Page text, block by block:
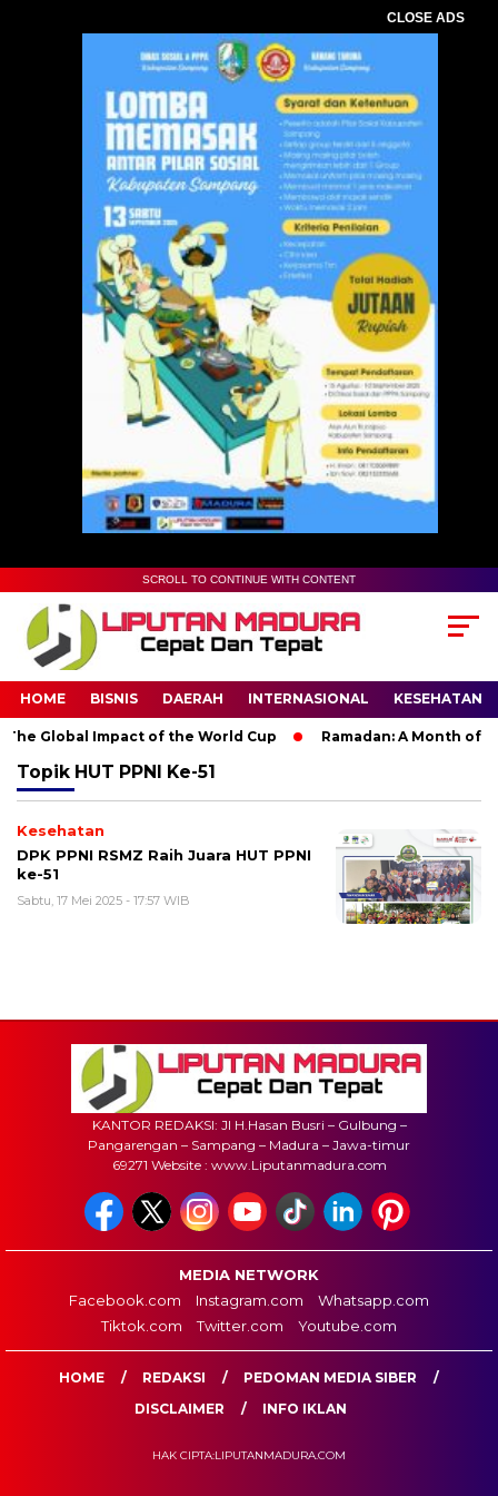
CLOSE ADS
SCROLL TO CONTINUE WITH CONTENT
HOME BISNIS DAERAH INTERNASIONAL KESEHATAN
Global Impact of the World Cup Ramadan: A Month of
Topik HUT PPNI Ke-51
Kesehatan
DPK PPNI RSMZ Raih Juara HUT PPNI
ke-51
Sabtu, 17 Mei 2025 - 17:57 WIB
KANTOR REDAKSI: Jl H.Hasan Busri – Gulbung –
Pangarengan – Sampang – Madura – Jawa-timur
69271 Website : www.Liputanmadura.com
MEDIA NETWORK
Facebook.com
Instagram.com
Whatsapp.com
Tiktok.com
Twitter.com Youtube.com
HOME REDAKSI
PEDOMAN MEDIA SIBER
DISCLAIMER
INFO IKLAN
HAK CIPTA:LIPUTANMADURA.COM